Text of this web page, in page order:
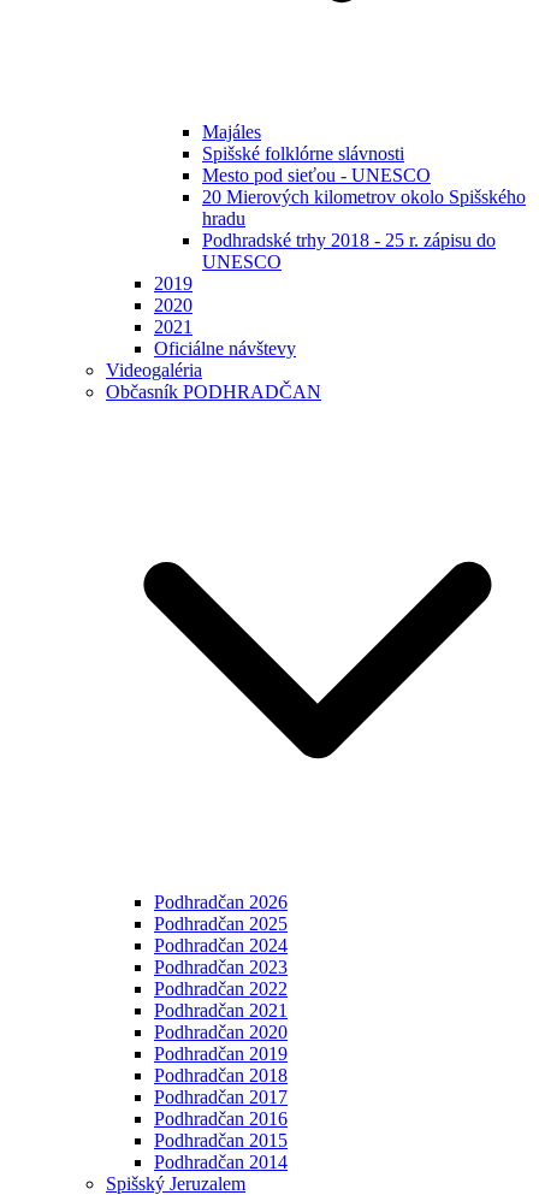
Majáles
Spišské folklórne slávnosti
Mesto pod sieťou - UNESCO
20 Mierových kilometrov okolo Spišského
hradu
Podhradské trhy 2018 - 25 r. zápisu do
UNESCO
2019
2020
2021
Oficiálne návštevy
Videogaléria
Občasník PODHRADČAN
Podhradčan 2026
Podhradčan 2025
Podhradčan 2024
Podhradčan 2023
Podhradčan 2022
Podhradčan 2021
Podhradčan 2020
Podhradčan 2019
Podhradčan 2018
Podhradčan 2017
Podhradčan 2016
Podhradčan 2015
Podhradčan 2014
Spišský Jeruzalem